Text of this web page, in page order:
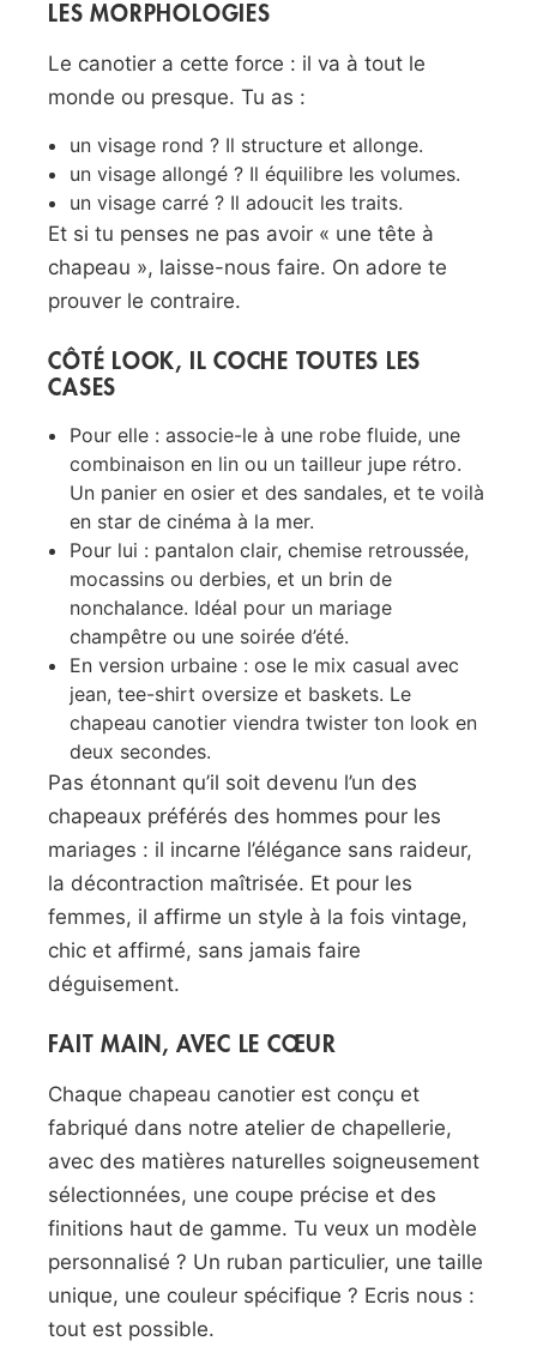
LES MORPHOLOGIES
Le canotier a cette force : il va à tout le
monde ou presque. Tu as :
un visage rond ? Il structure et allonge.
un visage allongé ? Il équilibre les volumes.
un visage carré ? Il adoucit les traits.
Et si tu penses ne pas avoir « une tête à
chapeau », laisse-nous faire. On adore te
prouver le contraire.
CÔTÉ LOOK, IL COCHE TOUTES LES
CASES
Pour elle : associe-le à une robe fluide, une
combinaison en lin ou un tailleur jupe rétro.
Un panier en osier et des sandales, et te voilà
en star de cinéma à la mer.
Pour lui : pantalon clair, chemise retroussée,
mocassins ou derbies, et un brin de
nonchalance. Idéal pour un mariage
champêtre ou une soirée d’été.
En version urbaine : ose le mix casual avec
jean, tee-shirt oversize et baskets. Le
chapeau canotier viendra twister ton look en
deux secondes.
Pas étonnant qu’il soit devenu l’un des
chapeaux préférés des hommes pour les
mariages : il incarne l’élégance sans raideur,
la décontraction maîtrisée. Et pour les
femmes, il affirme un style à la fois vintage,
chic et affirmé, sans jamais faire
déguisement.
FAIT MAIN, AVEC LE CŒUR
Chaque chapeau canotier est conçu et
fabriqué dans notre atelier de chapellerie,
avec des matières naturelles soigneusement
sélectionnées, une coupe précise et des
finitions haut de gamme. Tu veux un modèle
personnalisé ? Un ruban particulier, une taille
unique, une couleur spécifique ? Ecris nous :
tout est possible.